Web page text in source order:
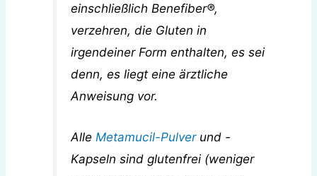
einschließlich Benefiber®,
verzehren, die Gluten in
irgendeiner Form enthalten, es sei
denn, es liegt eine ärztliche
Anweisung vor.
AlleMetamucil-Pulverund -
Kapseln sind glutenfrei (weniger